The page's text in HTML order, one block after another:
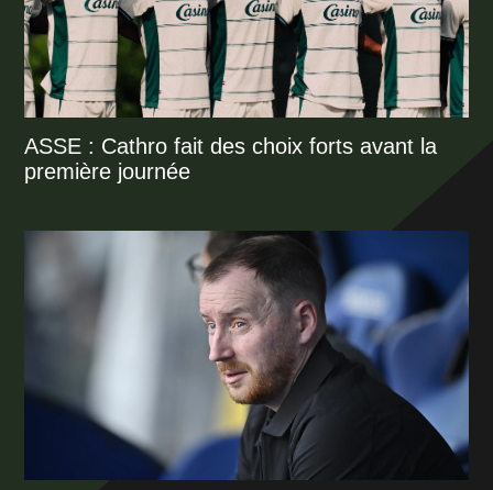
ASSE : Cathro fait des choix forts avant la
première journée